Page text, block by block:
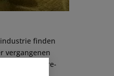
finden
vergangenen
und Software-